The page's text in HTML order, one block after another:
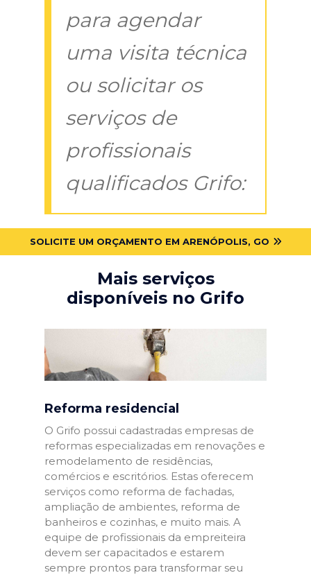
para agendar
uma visita técnica
ou solicitar os
serviços de
profissionais
qualificados Grifo:
SOLICITE UM ORÇAMENTO EM ARENÓPOLIS, GO
Mais serviços
disponíveis no Grifo
Reforma residencial
O Grifo possui cadastradas empresas de
reformas especializadas em renovações e
remodelamento de residências,
comércios e escritórios. Estas oferecem
serviços como reforma de fachadas,
ampliação de ambientes, reforma de
banheiros e cozinhas, e muito mais. A
equipe de profissionais da empreiteira
devem ser capacitados e estarem
sempre prontos para transformar seu